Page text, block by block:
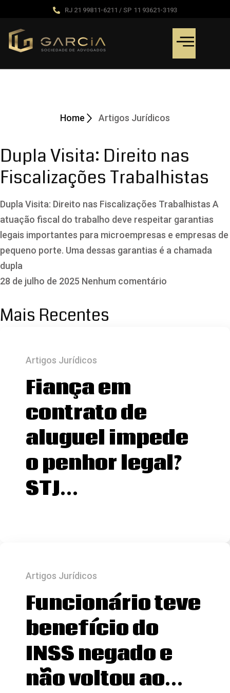
RJ 21 99811-6211 / SP 11 93621-3193
Home Artigos Jurídicos
Dupla Visita: Direito nas
Fiscalizações Trabalhistas
Dupla Visita: Direito nas Fiscalizações Trabalhistas A
atuação fiscal do trabalho deve respeitar garantias
legais importantes para microempresas e empresas de
pequeno porte. Uma dessas garantias é a chamada
dupla
28 de julho de 2025 Nenhum comentário
Mais Recentes
Artigos Jurídicos
Fiança em
contrato de
aluguel impede
o penhor legal?
STJ…
Artigos Jurídicos
Funcionário teve
benefício do
INSS negado e
não voltou ao…